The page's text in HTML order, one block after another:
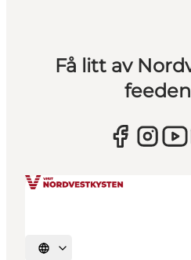
Få litt av
Velg språk